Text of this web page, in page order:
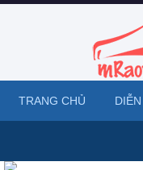
TRANG CHỦ